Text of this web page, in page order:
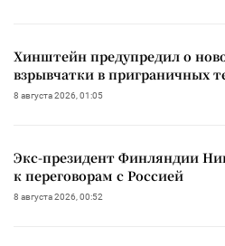
Хинштейн предупредил о
взрывчатки в приграничных
8 августа 2026, 01:05
Экс-президент Финляндии
к переговорам с Россией
8 августа 2026, 00:52